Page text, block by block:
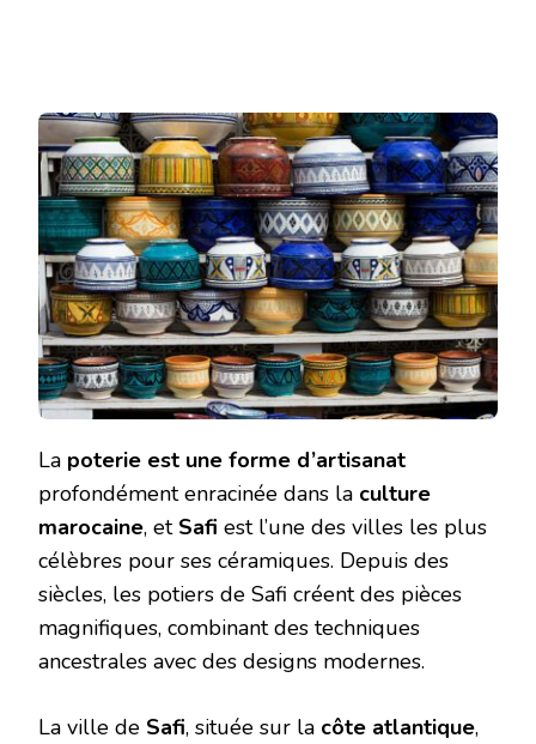
La poterie est une forme d’artisanat
profondément enracinée dans la culture
marocaine, et Safi est l’une des villes les plus
célèbres pour ses céramiques. Depuis des
siècles, les potiers de Safi créent des pièces
magnifiques, combinant des techniques
ancestrales avec des designs modernes.
La ville de Safi, située sur la côte atlantique,